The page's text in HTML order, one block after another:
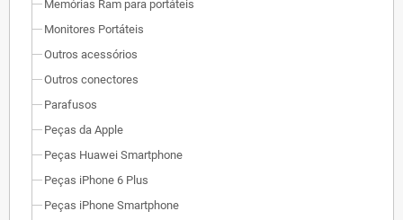
Memórias Ram para portáteis
Monitores Portáteis
Outros acessórios
Outros conectores
Parafusos
Peças da Apple
Peças Huawei Smartphone
Peças iPhone 6 Plus
Peças iPhone Smartphone